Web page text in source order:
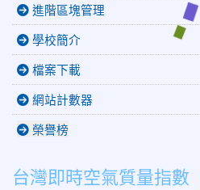
進階區塊管理
學校簡介
檔案下載
網站計數器
榮譽榜
台灣即時空氣質量指數